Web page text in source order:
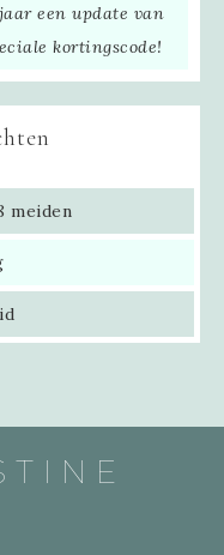
een update van
kortingscode!
meiden